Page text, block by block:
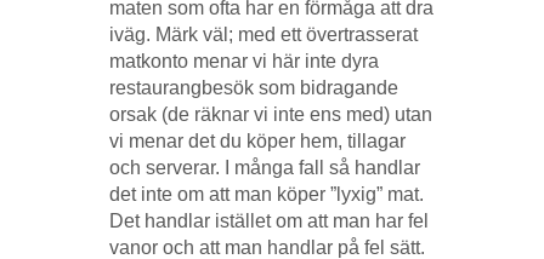
maten som ofta har en förmåga att dra
iväg. Märk väl; med ett övertrasserat
matkonto menar vi här inte dyra
restaurangbesök som bidragande
orsak (de räknar vi inte ens med) utan
vi menar det du köper hem, tillagar
och serverar. I många fall så handlar
det inte om att man köper ”lyxig” mat.
Det handlar istället om att man har fel
vanor och att man handlar på fel sätt.